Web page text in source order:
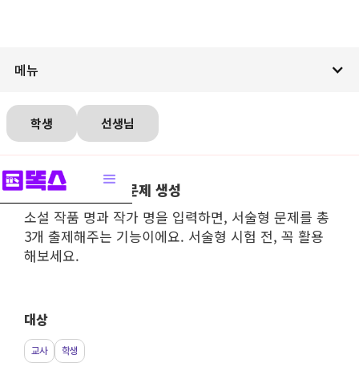
메뉴
학생 선생님
소설 작품 서술형 문제 생성
소설 작품 명과 작가 명을 입력하면, 서술형 문제를 총
3개 출제해주는 기능이에요. 서술형 시험 전, 꼭 활용
해보세요.
대상
교사 학생